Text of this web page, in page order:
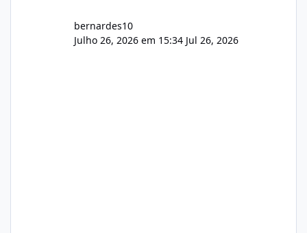
bernardes10
Julho 26, 2026 em 15:34 Jul 26, 2026